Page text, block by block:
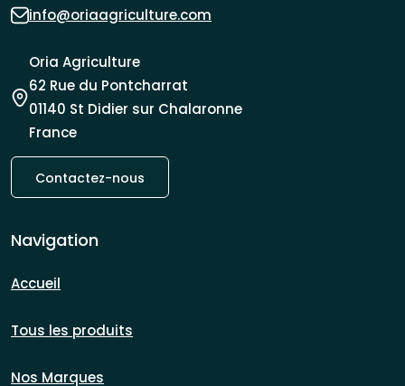
info@oriaagriculture.com
Oria Agriculture
62 Rue du Pontcharrat
01140 St Didier sur Chalaronne
France
Contactez-nous
Navigation
Accueil
Tous les produits
Nos Marques